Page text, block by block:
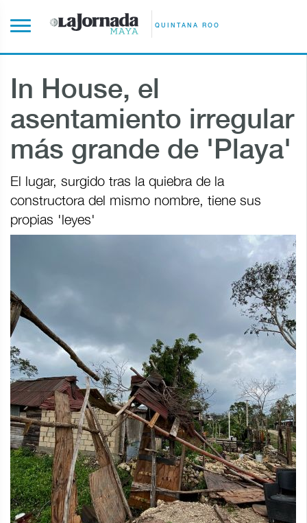
QUINTANA ROO
In House, el
asentamiento irregular
más grande de 'Playa'
El lugar, surgido tras la quiebra de la
constructora del mismo nombre, tiene sus
propias 'leyes'